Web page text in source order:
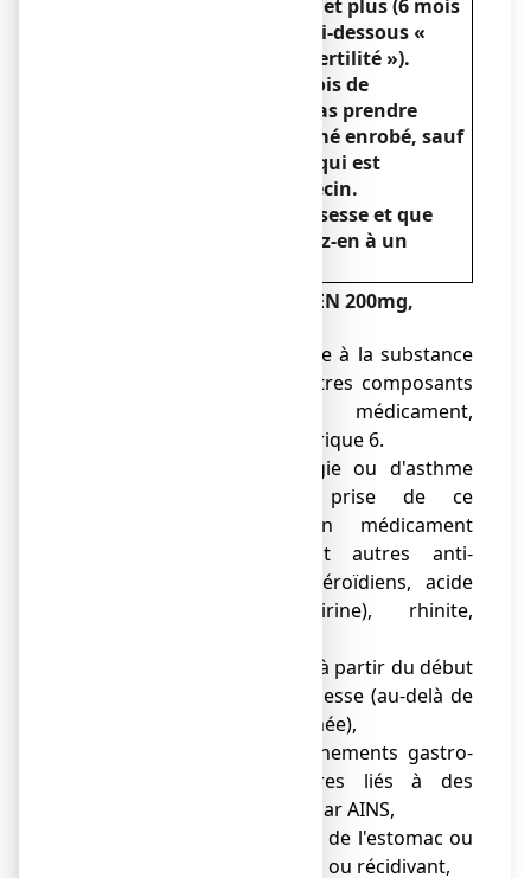
24 semaines d’aménorrhée et plus (6 mois
et plus de grossesse) (voir ci-dessous «
Grossesse, allaitement et fertilité »).
Au cours des 5 premiers mois de
grossesse, vous ne devez pas prendre
NUROFEN 200 mg, comprimé enrobé, sauf
en cas d’absolue nécessité qui est
déterminée par votre médecin.
Si vous envisagez une grossesse et que
vous prenez un AINS, parlez-en à un
Ne prenez jamais NUROFEN 200mg,
● si vous êtes allergique à la substance
active ou à l’un des autres composants
contenus dans ce médicament,
mentionnés dans la rubrique 6.
● antécédents d'allergie ou d'asthme
déclenchés par la prise de ce
médicament ou d'un médicament
apparenté, notamment autres anti-
inflammatoires non stéroïdiens, acide
acétylsalicylique (aspirine), rhinite,
● Si vous êtes enceinte, à partir du début
du 6ème mois de grossesse (au-delà de
24 semaines d’aménorrhée),
● antécédents de saignements gastro-
intestinaux ou d'ulcères liés à des
traitements antérieurs par AINS,
● ulcère ou saignement de l'estomac ou
de l'intestin en évolution ou récidivant,